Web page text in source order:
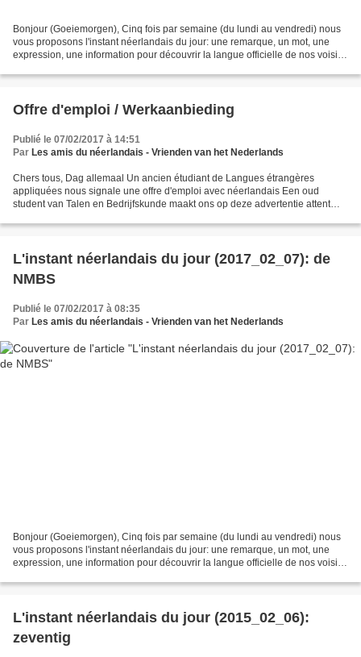
Bonjour (Goeiemorgen), Cinq fois par semaine (du lundi au vendredi) nous
vous proposons l'instant néerlandais du jour: une remarque, un mot, une
expression, une information pour découvrir la langue officielle de nos voisins
Offre d'emploi / Werkaanbieding
Publié le 07/02/2017 à 14:51
Par Les amis du néerlandais - Vrienden van het Nederlands
Chers tous, Dag allemaal Un ancien étudiant de Langues étrangères
appliquées nous signale une offre d'emploi avec néerlandais Een oud
student van Talen en Bedrijfskunde maakt ons op deze advertentie attent
charge-clientele-h-f-bilingue-fr-neerlandais-cdi-238807?
be7cc02070...
L'instant néerlandais du jour (2017_02_07): de
NMBS
Publié le 07/02/2017 à 08:35
Par Les amis du néerlandais - Vrienden van het Nederlands
Bonjour (Goeiemorgen), Cinq fois par semaine (du lundi au vendredi) nous
vous proposons l'instant néerlandais du jour: une remarque, un mot, une
expression, une information pour découvrir la langue officielle de nos voisins
L'instant néerlandais du jour (2015_02_06):
zeventig